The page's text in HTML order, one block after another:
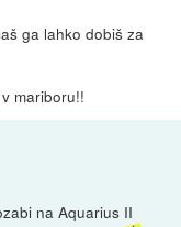
ga lahko dobiš za
mariboru!!
na Aquarius II